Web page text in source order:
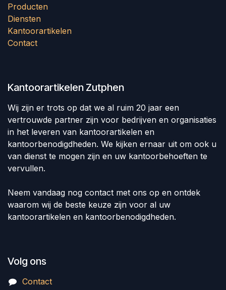
Producten
Diensten
Kantoorartikelen
Contact
Kantoorartikelen Zutphen
Wij zijn er trots op dat we al ruim 20 jaar een
vertrouwde partner zijn voor bedrijven en organisaties
in het leveren van kantoorartikelen en
kantoorbenodigdheden. We kijken ernaar uit om ook u
van dienst te mogen zijn en uw kantoorbehoeften te
vervullen.
Neem vandaag nog contact met ons op en ontdek
waarom wij de beste keuze zijn voor al uw
kantoorartikelen en kantoorbenodigdheden.
Volg ons
Contact